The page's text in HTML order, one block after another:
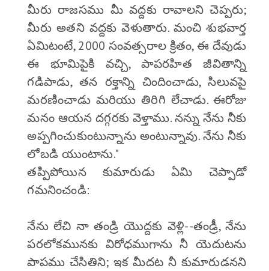
మీరు రాజసము మీ వద్దకు రావాలని చెప్పరు;
మీరు అతని వద్దకు వెళుతారు. మంచి శుభవార్త
ఏమిటంటే, 2000 సంవత్సరాల క్రితం, ఈ దేవుడు
ఈ భూమిపైకి వచ్చి, పాపరహిత జీవితాన్ని
గడిపాడు, తన రక్తాన్ని చిందించాడు, సిలువపై
మరణించాడు మరియు తిరిగి లేచాడు. ఈరోజు
మనం ఆయన దగ్గరకు వెళ్తాము. నన్ను నేను నీకు
అప్పగించుకుంటున్నాను అంటున్నావు. నేను నీకు
లోబడి యుంటాను."
తప్పిపోయిన కుమారుడు ఏమి చెప్పాడో
గమనించండి:
నేను లేచి నా తండ్రి యొద్దకు వెళ్లి--తండ్రీ, నేను
పరలోకమునకు విరోధముగాను నీ యెదుటను
పాపము చేసితిని; ఇక మీదట నీ కుమారుడనని